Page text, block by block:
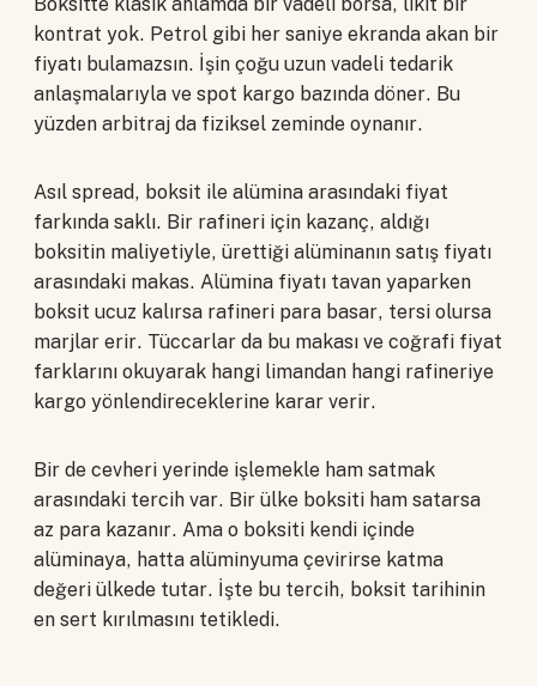
Boksitte klasik anlamda bir vadeli borsa, likit bir
kontrat yok. Petrol gibi her saniye ekranda akan bir
fiyatı bulamazsın. İşin çoğu uzun vadeli tedarik
anlaşmalarıyla ve spot kargo bazında döner. Bu
yüzden arbitraj da fiziksel zeminde oynanır.
Asıl spread, boksit ile alümina arasındaki fiyat
farkında saklı. Bir rafineri için kazanç, aldığı
boksitin maliyetiyle, ürettiği alüminanın satış fiyatı
arasındaki makas. Alümina fiyatı tavan yaparken
boksit ucuz kalırsa rafineri para basar, tersi olursa
marjlar erir. Tüccarlar da bu makası ve coğrafi fiyat
farklarını okuyarak hangi limandan hangi rafineriye
kargo yönlendireceklerine karar verir.
Bir de cevheri yerinde işlemekle ham satmak
arasındaki tercih var. Bir ülke boksiti ham satarsa
az para kazanır. Ama o boksiti kendi içinde
alüminaya, hatta alüminyuma çevirirse katma
değeri ülkede tutar. İşte bu tercih, boksit tarihinin
en sert kırılmasını tetikledi.